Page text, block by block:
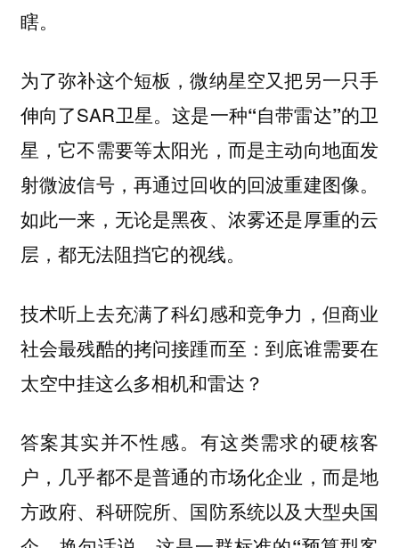
瞎。
为了弥补这个短板，微纳星空又把另一只手
伸向了SAR卫星。这是一种“自带雷达”的卫
星，它不需要等太阳光，而是主动向地面发
射微波信号，再通过回收的回波重建图像。
如此一来，无论是黑夜、浓雾还是厚重的云
层，都无法阻挡它的视线。
技术听上去充满了科幻感和竞争力，但商业
社会最残酷的拷问接踵而至：到底谁需要在
太空中挂这么多相机和雷达？
答案其实并不性感。 有这类需求的硬核客
户，几乎都不是普通的市场化企业，而是地
方政府、科研院所、国防系统以及大型央国